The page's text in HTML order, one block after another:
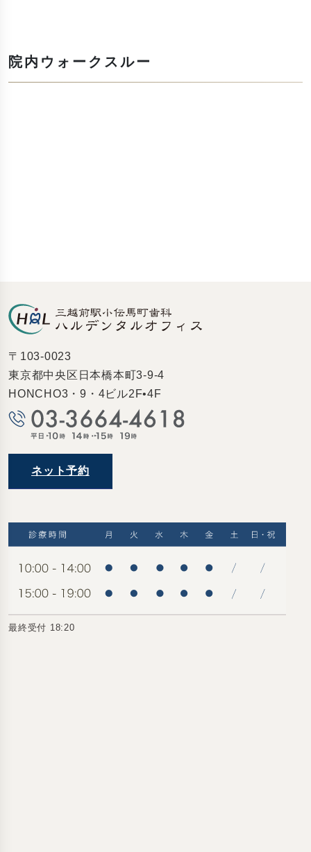
院内ウォークスルー
〒103-0023
東京都中央区日本橋本町3-9-4
HONCHO3・9・4ビル2F•4F
ネット予約
最終受付 18:20